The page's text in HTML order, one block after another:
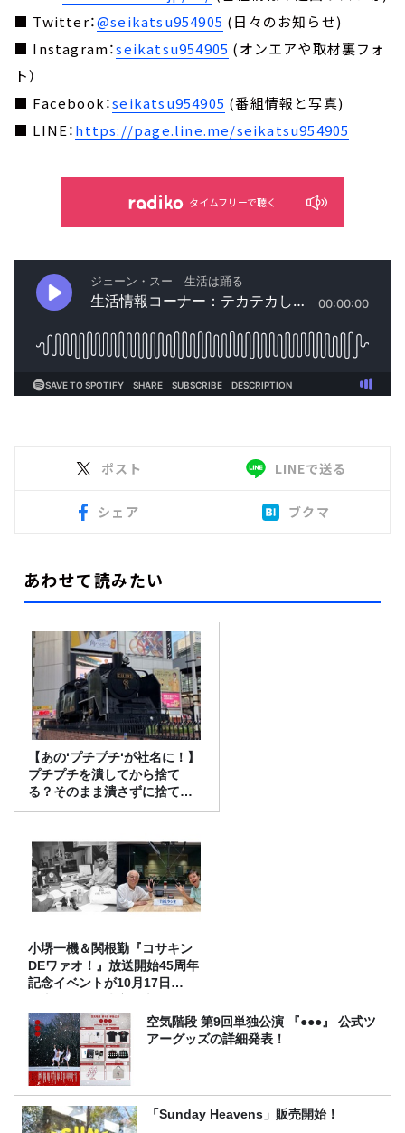
■ Twitter：@seikatsu954905 (日々のお知らせ)
■ Instagram：seikatsu954905 (オンエアや取材裏フォ
ト）
■ Facebook：seikatsu954905 (番組情報と写真)
■ LINE：https://page.line.me/seikatsu954905
タイムフリーで聴く
ポスト LINEで送る
シェア ブクマ
あわせて読みたい
【あの‘プチプチ‘が社名に！】
プチプチを潰してから捨て
る？そのまま潰さずに捨て
る？
小堺一機＆関根勤『コサキン
DEワァオ！』放送開始45周年
記念イベントが10月17日
（土）に開催決定！本日より
FC先行受付スタート！空気階段 第9回単独公演 『●●●』 公式ツ
アーグッズの詳細発表！
「Sunday Heavens」販売開始！